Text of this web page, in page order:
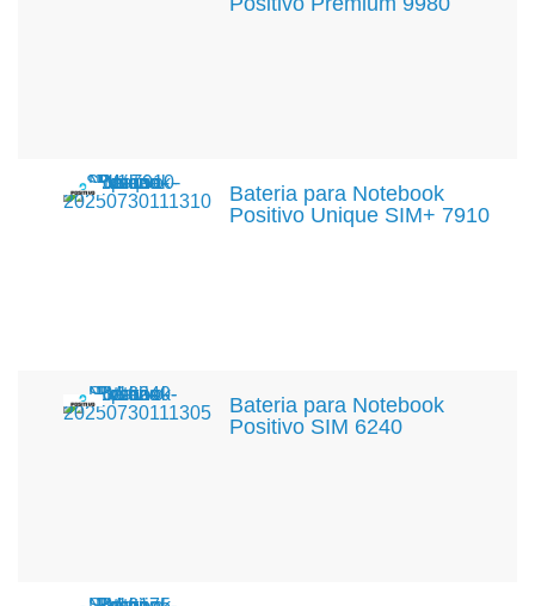
Bateria para Notebook
Positivo Unique SIM+ 7910
Bateria para Notebook
Positivo SIM 6240